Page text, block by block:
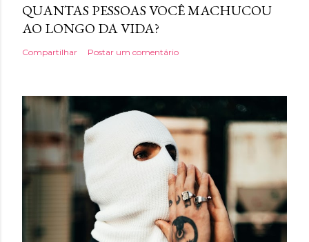
QUANTAS PESSOAS VOCÊ MACHUCOU
AO LONGO DA VIDA?
Compartilhar Postar um comentário